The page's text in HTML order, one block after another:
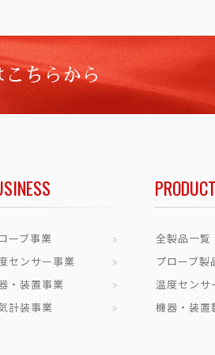
こちらから
ーブ事業
センサー事業
・装置事業
計装事業
全製品一覧
プローブ製
温度センサ
機器・装置